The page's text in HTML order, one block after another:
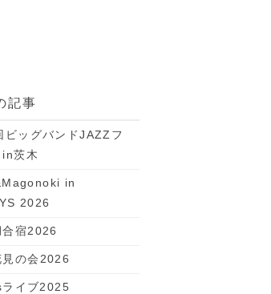
記事
ビッグバンドJAZZフ
in茨木
in
2026
合宿2026
見の会2026
イブ2025